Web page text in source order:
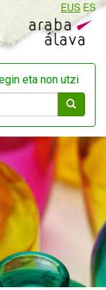
EUS ES
eta non utzi